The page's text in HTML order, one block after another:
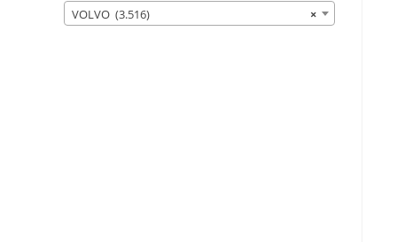
×
VOLVO (3.516)